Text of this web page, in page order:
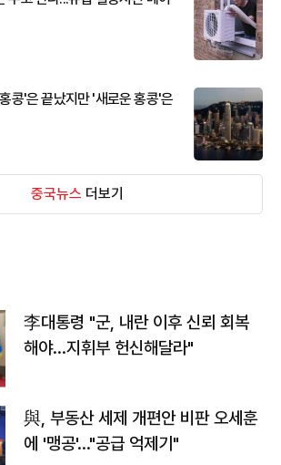
콩'은 끝났지만 '새로운 홍콩'은
중국뉴스 더보기
李대통령 "군, 내란 이후 신뢰 회복
해야…지휘부 헌신해달라"
與, 부동산 세제 개편안 비판 오세훈
에 '맹공'…"공급 억제기"